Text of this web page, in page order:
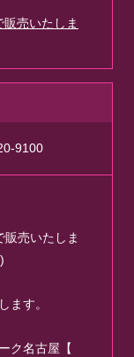
売いたしま
9100
売いたしま
ます。
ク名古屋【